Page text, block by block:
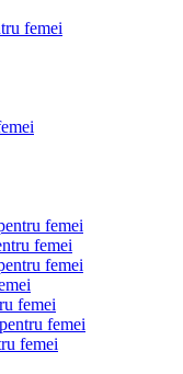
femei
femei
femei
femei
femei
femei
femei